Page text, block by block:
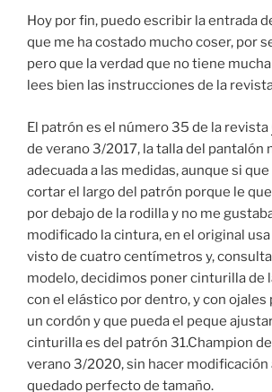
Hoy por fin, puedo escribir la entrada
que me ha costado mucho coser, por
pero que la verdad que no tiene
lees bien las instrucciones de la
El patrón es el número 35 de la revista
de verano 3/2017, la talla del pantalón
adecuada a las medidas, aunque si
cortar el largo del patrón porque le
por debajo de la rodilla y no me
modificado la cintura, en el original
visto de cuatro centímetros y,
modelo, decidimos poner cinturilla de
con el elástico por dentro, y con ojales
un cordón y que pueda el peque
cinturilla es del patrón 31.Champion
verano 3/2020, sin hacer modificación
quedado perfecto de tamaño.